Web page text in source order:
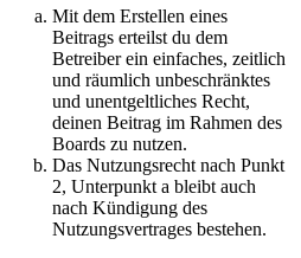
Mit dem Erstellen eines
Beitrags erteilst du dem
Betreiber ein einfaches, zeitlich
und räumlich unbeschränktes
und unentgeltliches Recht,
deinen Beitrag im Rahmen des
Boards zu nutzen.
Das Nutzungsrecht nach Punkt
2, Unterpunkt a bleibt auch
nach Kündigung des
Nutzungsvertrages bestehen.